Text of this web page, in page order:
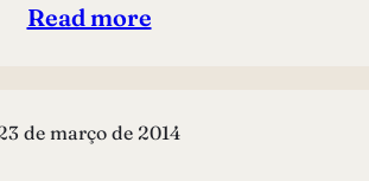
Read more
de março de 2014